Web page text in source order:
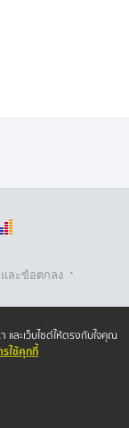
และข้อตกลง ·
บายคุกกี้ ·
และเว็บไซต์ให้ตรงกับใจคุณ
รใช้คุกกี้